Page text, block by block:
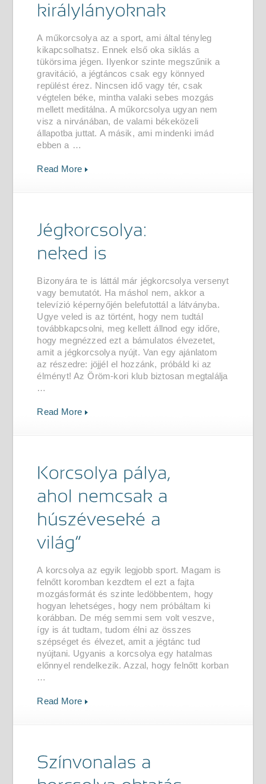
A műkorcsolya az a sport, ami által tényleg
kikapcsolhatsz. Ennek első oka siklás a
tükörsima jégen. Ilyenkor szinte megszűnik a
gravitáció, a jégtáncos csak egy könnyed
repülést érez. Nincsen idő vagy tér, csak
végtelen béke, mintha valaki sebes mozgás
mellett meditálna. A műkorcsolya ugyan nem
visz a nirvánában, de valami békeközeli
állapotba juttat. A másik, ami mindenki imád
ebben a …
Read More
Bizonyára te is láttál már jégkorcsolya versenyt
vagy bemutatót. Ha máshol nem, akkor a
televízió képernyőjén belefutottál a látványba.
Ugye veled is az történt, hogy nem tudtál
továbbkapcsolni, meg kellett állnod egy időre,
hogy megnézzed ezt a bámulatos élvezetet,
amit a jégkorcsolya nyújt. Van egy ajánlatom
az részedre: jöjjél el hozzánk, próbáld ki az
élményt! Az Öröm-kori klub biztosan megtalálja
…
Read More
A korcsolya az egyik legjobb sport. Magam is
felnőtt koromban kezdtem el ezt a fajta
mozgásformát és szinte ledöbbentem, hogy
hogyan lehetséges, hogy nem próbáltam ki
korábban. De még semmi sem volt veszve,
így is át tudtam, tudom élni az összes
szépséget és élvezet, amit a jégtánc tud
nyújtani. Ugyanis a korcsolya egy hatalmas
előnnyel rendelkezik. Azzal, hogy felnőtt korban
…
Read More